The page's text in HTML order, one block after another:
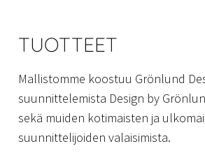
TUOTTEET
Mallistomme koostuu Grönlund
suunnittelemista Design by
sekä muiden kotimaisten ja
suunnittelijoiden valaisimista.